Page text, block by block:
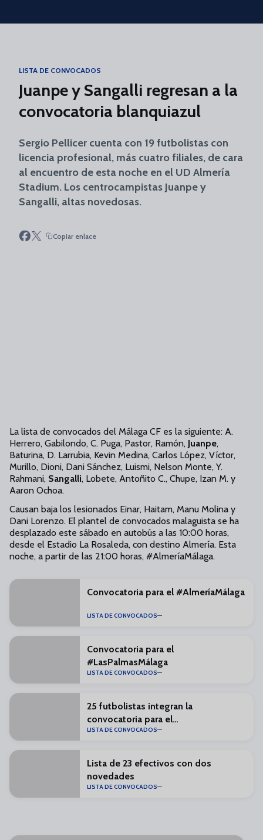
Skip to main content
LISTA DE CONVOCADOS
Juanpe y Sangalli regresan a la
convocatoria blanquiazul
Sergio Pellicer cuenta con 19 futbolistas con
licencia profesional, más cuatro filiales, de cara
al encuentro de esta noche en el UD Almería
Stadium. Los centrocampistas Juanpe y
Sangalli, altas novedosas.
Copiar enlace
La lista de convocados del Málaga CF es la siguiente: A.
Herrero, Gabilondo, C. Puga, Pastor, Ramón, Juanpe,
Baturina, D. Larrubia, Kevin Medina, Carlos López, Víctor,
Murillo, Dioni, Dani Sánchez, Luismi, Nelson Monte, Y.
Rahmani, Sangalli, Lobete, Antoñito C., Chupe, Izan M. y
Aaron Ochoa.
Causan baja los lesionados Einar, Haitam, Manu Molina y
Dani Lorenzo. El plantel de convocados malaguista se ha
desplazado este sábado en autobús a las 10:00 horas,
desde el Estadio La Rosaleda, con destino Almería. Esta
noche, a partir de las 21:00 horas, #AlmeríaMálaga.
Convocatoria para el #AlmeríaMálaga
LISTA DE CONVOCADOS
Convocatoria para el
#LasPalmasMálaga
LISTA DE CONVOCADOS
25 futbolistas integran la
convocatoria para el
#RealZaragozaMálaga
LISTA DE CONVOCADOS
Lista de 23 efectivos con dos
novedades
LISTA DE CONVOCADOS